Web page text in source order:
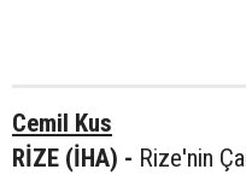
Cemil Kus
RİZE (İHA) - Rize'nin